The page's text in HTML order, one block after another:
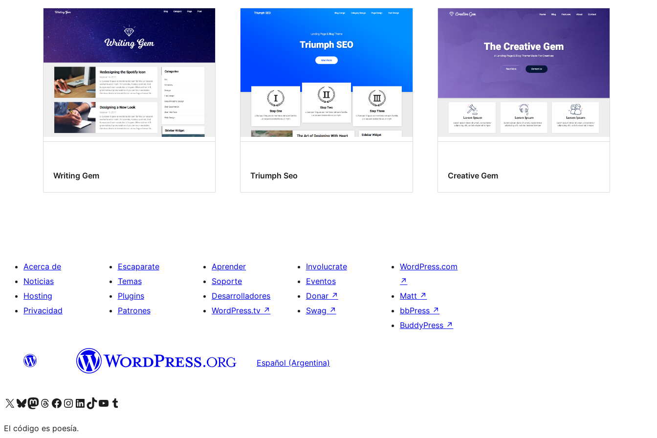
Writing Gem Triumph Seo Creative Gem
Acerca de
Noticias
Hosting
Privacidad
Escaparate
Temas
Plugins
Patrones
Aprender
Soporte
Desarrolladores
WordPress.tv ↗
Involucrate
Eventos
Donar ↗
Swag ↗
WordPress.com
↗
Matt ↗
bbPress ↗
BuddyPress ↗
Español (Argentina)
Visitá nuestra cuenta de X (anteriormente Twitter)
Visitá nuestra cuenta de Bluesky
Visitá nuestra cuenta de Mastodon
Visitá nuestra cuenta de Threads
Visitá nuestra página de Facebook
Visitá nuestra cuenta de Instagram
Visitá nuestra cuenta de LinkedIn
Visitá nuestra cuenta de TikTok
Visitá nuestro canal de YouTube
Visitá nuestra cuenta de Tumblr
El código es poesía.